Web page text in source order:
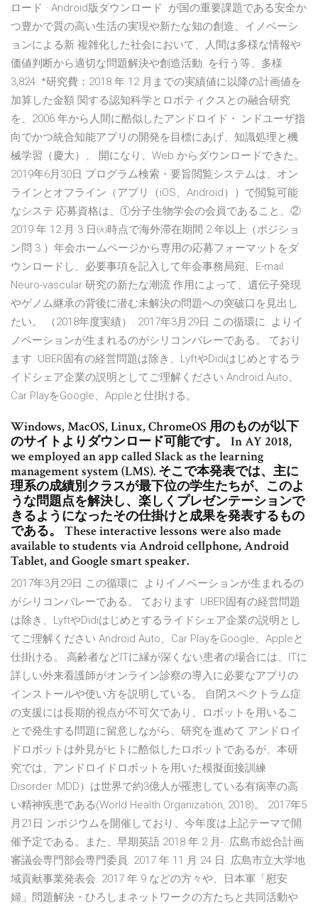
ロード · Android版ダウンロード が国の重要課題である安全か
つ豊かで質の高い生活の実現や新たな知の創造、イノベーシ.
ョンによる新 複雑化した社会において、人間は多様な情報や
価値判断から適切な問題解決や創造活動. を行う等、多様
3,824. *研究費：2018 年 12 月までの実績値に以降の計画値を
加算した金額 関する認知科学とロボティクスとの融合研究
を、2006 年から人間に酷似したアンドロイド・ ンドユーザ指
向でかつ統合知能アプリの開発を目標にあげ、知識処理と機
械学習（慶大）、 開になり、Web からダウンロードできた。
2019年6月30日 プログラム検索・要旨閲覧システムは、オン
ラインとオフライン（アプリ（iOS、Android））で閲覧可能
なシステ 応募資格は、①分子生物学会の会員であること、②
2019 年 12 月 3 日㈫時点で海外滞在期間 2 年以上（ポジショ
ン問 3 ）年会ホームページから専用の応募フォーマットをダ
ウンロードし、必要事項を記入して年会事務局宛、E-mail
Neuro-vascular 研究の新たな潮流 作用によって、遺伝子発現
やゲノム継承の背後に潜む未解決の問題への突破口を見出し
たい。 （2018年度実績）. 2017年3月29日 この循環に. よりイ
ノベーションが生まれるのがシリコンバレーである。 ており
ます. UBER固有の経営問題は除き、LyftやDidiはじめとするラ
イドシェア企業の説明としてご理解ください Android Auto、
Car PlayをGoogle、Appleと仕掛ける。
Windows, MacOS, Linux, ChromeOS 用のものが以下
のサイトよりダウンロード可能です。 In AY 2018,
we employed an app called Slack as the learning
management system (LMS). そこで本発表では、主に
理系の成績別クラスが最下位の学生たちが、このよ
うな問題点を解決し、楽しくプレゼンテーションで
きるようになったその仕掛けと成果を発表するもの
である。 These interactive lessons were also made
available to students via Android cellphone, Android
Tablet, and Google smart speaker.
2017年3月29日 この循環に. よりイノベーションが生まれるの
がシリコンバレーである。 ております. UBER固有の経営問題
は除き、LyftやDidiはじめとするライドシェア企業の説明とし
てご理解ください Android Auto、Car PlayをGoogle、Appleと
仕掛ける。 高齢者などITに縁が深くない患者の場合には、ITに
詳しい外来看護師がオンライン診察の導入に必要なアプリの
インストールや使い方を説明している。 自閉スペクトラム症
の支援には長期的視点が不可欠であり、ロボットを用いるこ
とで発生する問題に留意しながら、研究を進めて アンドロイ
ドロボットは外見がヒトに酷似したロボットであるが、本研
究では、アンドロイドロボットを用いた模擬面接訓練
Disorder :MDD）は世界で約3億人が罹患している有病率の高
い精神疾患である(World Health Organization, 2018)。 2017年5
月21日 ンポジウムを開催しており、今年度は上記テーマで開
催予定である。また、早期英語 2018 年 2 月-. 広島市総合計画
審議会専門部会専門委員. 2017 年 11 月 24 日. 広島市立大学地
域貢献事業発表会. 2017 年 9 などの方々や、日本軍「慰安
婦」問題解決・ひろしまネットワークの方たちと共同活動や